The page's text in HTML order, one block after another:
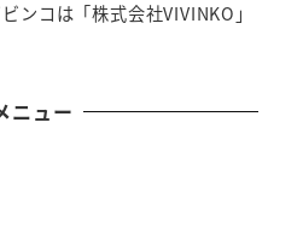
ンコは「株式会社VIVINKO」
ニュー